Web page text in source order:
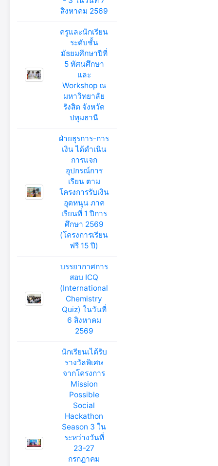
สิงหาคม 2569
ครูและนักเรียน
ระดับชั้น
มัธยมศึกษาปีที่
5 ทัศนศึกษา
และ
Workshop ณ
มหาวิทยาลัย
รังสิต จังหวัด
ปทุมธานี
ฝ่ายธุรการ-การ
เงิน ได้ดำเนิน
การแจก
อุปกรณ์การ
เรียน ตาม
โครงการรับเงิน
อุดหนุน ภาค
เรียนที่ 1 ปีการ
ศึกษา 2569
(โครงการเรียน
ฟรี 15 ปี)
บรรยากาศการ
สอบ ICQ
(International
Chemistry
Quiz) ในวันที่
6 สิงหาคม
2569
นักเรียนเได้รับ
รางวัลพิเศษ
จากโครงการ
Mission
Possible
Social
Hackathon
Season 3 ใน
ระหว่างวันที่
23-27
กรกฎาคม